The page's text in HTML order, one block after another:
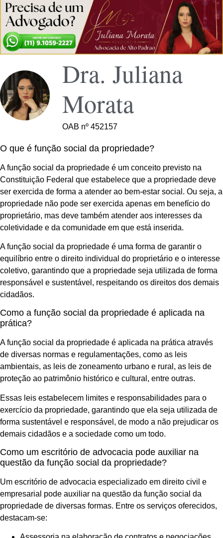
Dra. Juliana
Morata
OAB nº 452157
O que é função social da propriedade?
A função social da propriedade é um conceito previsto na
Constituição Federal que estabelece que a propriedade deve
ser exercida de forma a atender ao bem-estar social. Ou seja, a
propriedade não pode ser exercida apenas em benefício do
proprietário, mas deve também atender aos interesses da
coletividade e da comunidade em que está inserida.
A função social da propriedade é uma forma de garantir o
equilíbrio entre o direito individual do proprietário e o interesse
coletivo, garantindo que a propriedade seja utilizada de forma
responsável e sustentável, respeitando os direitos dos demais
cidadãos.
Como a função social da propriedade é aplicada na
prática?
A função social da propriedade é aplicada na prática através
de diversas normas e regulamentações, como as leis
ambientais, as leis de zoneamento urbano e rural, as leis de
proteção ao patrimônio histórico e cultural, entre outras.
Essas leis estabelecem limites e responsabilidades para o
exercício da propriedade, garantindo que ela seja utilizada de
forma sustentável e responsável, de modo a não prejudicar os
demais cidadãos e a sociedade como um todo.
Como um escritório de advocacia pode auxiliar na
questão da função social da propriedade?
Um escritório de advocacia especializado em direito civil e
empresarial pode auxiliar na questão da função social da
propriedade de diversas formas. Entre os serviços oferecidos,
destacam-se: